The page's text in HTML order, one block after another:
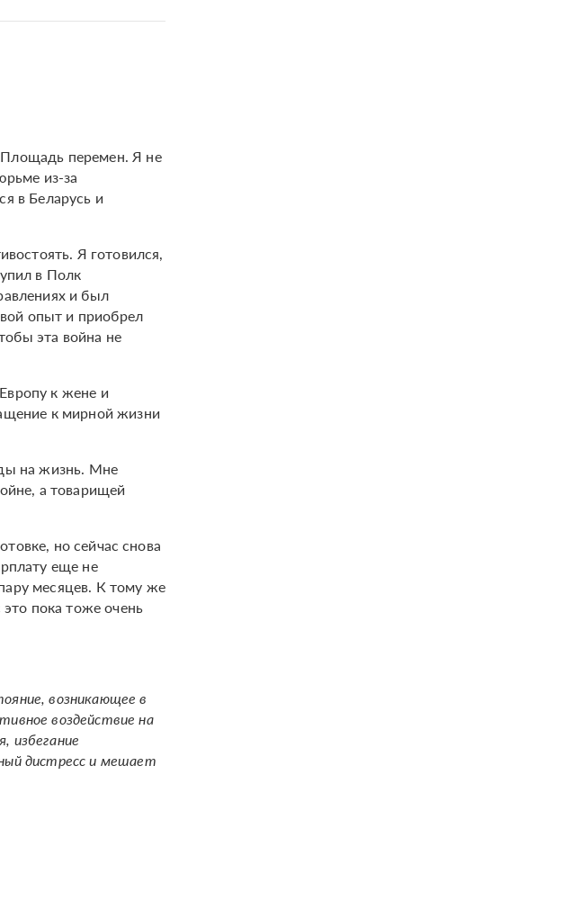
перемен. Я не
из-за
в Беларусь и
Я готовился,
в Полк
и был
опыт и приобрел
эта война не
к жене и
к мирной жизни
на жизнь. Мне
а товарищей
но сейчас снова
еще не
месяцев. К тому же
пока тоже очень
возникающее в
воздействие на
избегание
дистресс и мешает